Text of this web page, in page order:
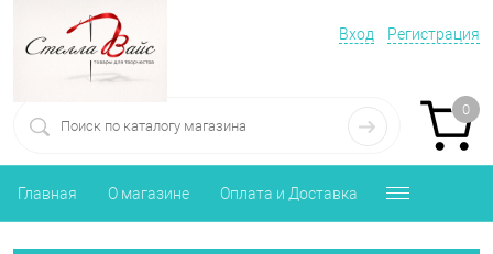
Вход Регистрация
0
Главная О магазине Оплата и Доставка